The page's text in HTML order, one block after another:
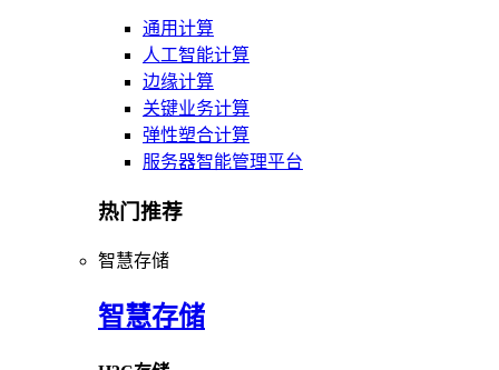
通用计算
人工智能计算
边缘计算
关键业务计算
弹性塑合计算
服务器智能管理平台
热门推荐
智慧存储
智慧存储